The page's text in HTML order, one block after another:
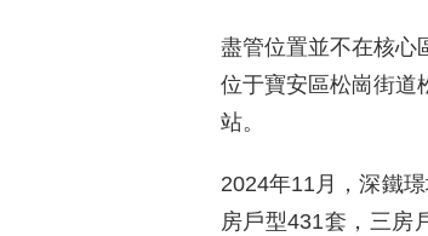
盡管位置並不在核心
位于寶安區松崗街道
站。
2024年11月，深鐵
房戶型431套，三房